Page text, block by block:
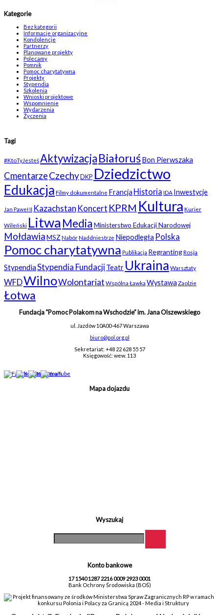
Kategorie
Bez kategorii
Informacje organizacyjne
Kondolencje
Partnerzy
Planowane projekty
Polecamy
Pomnik
Pomoc charytatywna
Projekty
Stypendia
Szkolenia
Wnioski projektowe
Wspomnienie
Wydarzenia
Życzenia
Tagi
#KtoTyJesteśAktywizacjaBiałoruśBon Pierwszaka
CmentarzeCzechy DKP Dziedzictwo
Edukacja Filmy dokumentalne Francja Historia IDA Inwestycje
Jan Paweł II Kazachstan Koncert KPRM Kultura Kurier
Wileński Litwa MediaMinisterstwo Edukacji Narodowej
MołdawiaMSZ NabórNaddniestrze Niepodległa Polska
Pomoc charytatywna Publikacja RegrantingRosja
StypendiaStypendia FundacjiTeatr Ukraina Warsztaty
WFDWilnoWolontariat Wspólna Ławka Wystawa Zaolzie
Łotwa
Fundacja “Pomoc Polakom na Wschodzie” im. Jana Olszewskiego
ul. Jazdów 10A00-467 Warszawa
biuro@pol.org.pl
Sekretariat: +48 22 628 55 57
Księgowość: wew. 113
Mapa dojazdu
Wyszukaj
Konto bankowe
17 1540 1287 2216 0009 2923 0001
Bank Ochrony Środowiska (BOŚ)
Projekt finansowany ze środków Ministerstwa Spraw Zagranicznych RP w ramach
konkursu Polonia i Polacy za Granicą 2024 - Media i Struktury